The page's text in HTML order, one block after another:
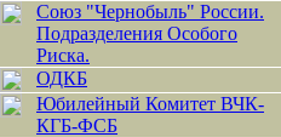
Союз "Чернобыль" России.
Подразделения Особого
Риска.
ОДКБ
Юбилейный Комитет ВЧК-
КГБ-ФСБ